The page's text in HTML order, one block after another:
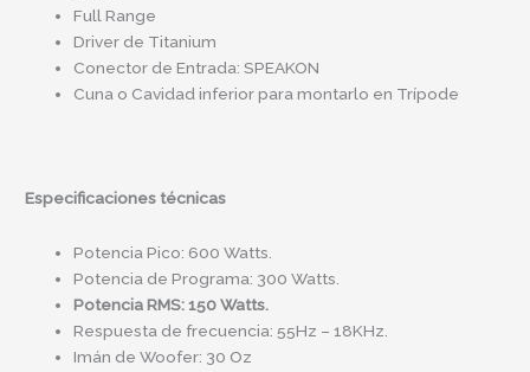
Full Range
Driver de Titanium
Conector de Entrada: SPEAKON
Cuna o Cavidad inferior para montarlo en Trípode
Especificaciones técnicas
Potencia Pico: 600 Watts.
Potencia de Programa: 300 Watts.
Potencia RMS: 150 Watts.
Respuesta de frecuencia: 55Hz – 18KHz.
Imán de Woofer: 30 Oz